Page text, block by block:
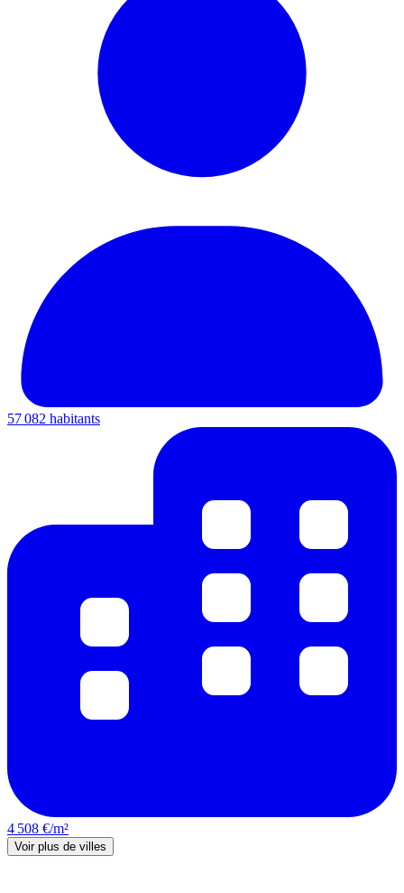
57 082 habitants
4 508 €/m²
Voir plus de villes